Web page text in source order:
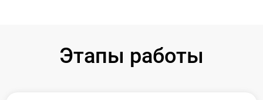
Этапы работы